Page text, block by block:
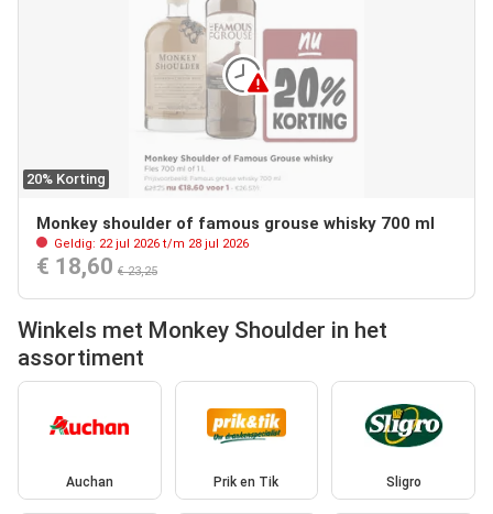
20% Korting
Monkey shoulder of famous grouse whisky 700 ml
Geldig: 22 jul 2026 t/m 28 jul 2026
€ 18,60 € 23,25
Winkels met Monkey Shoulder in het
assortiment
Auchan Prik en Tik Sligro